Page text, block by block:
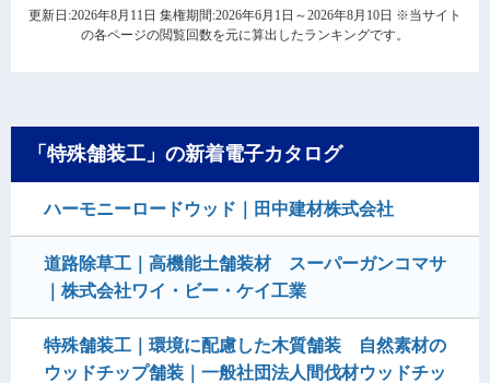
更新日:2026年8月11日 集権期間:2026年6月1日～2026年8月10日 ※当サイト
の各ページの閲覧回数を元に算出したランキングです。
「特殊舗装工」の新着電子カタログ
ハーモニーロードウッド｜田中建材株式会社
道路除草工｜高機能土舗装材 スーパーガンコマサ
｜株式会社ワイ・ビー・ケイ工業
特殊舗装工｜環境に配慮した木質舗装 自然素材の
ウッドチップ舗装｜一般社団法人間伐材ウッドチッ